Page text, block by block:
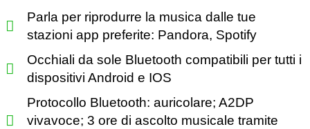
Parla per riprodurre la musica dalle tue
stazioni app preferite: Pandora, Spotify
Occhiali da sole Bluetooth compatibili per tutti i
dispositivi Android e IOS
Protocollo Bluetooth: auricolare; A2DP
vivavoce; 3 ore di ascolto musicale tramite